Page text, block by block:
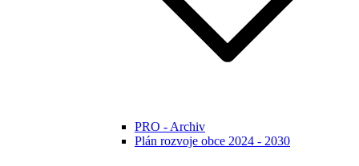
PRO - Archiv
Plán rozvoje obce 2024 - 2030